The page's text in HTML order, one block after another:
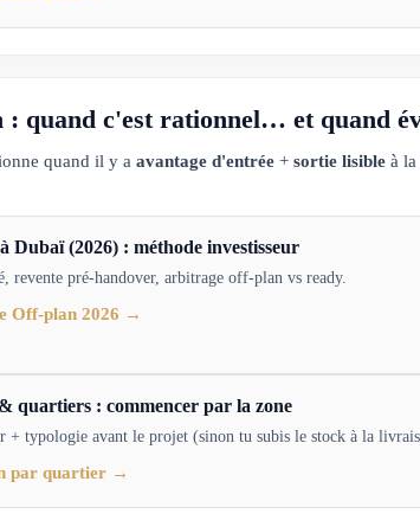
: quand c'est rationnel… et quand
quand il y a avantage d'entrée + sortie lisible à
(2026) : méthode investisseur
revente pré-handover, arbitrage off-plan vs ready.
Off-plan 2026 →
quartiers : commencer par la zone
+ typologie avant le projet (sinon tu subis le stock à la
par quartier →